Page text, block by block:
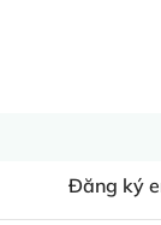
Đăng ký